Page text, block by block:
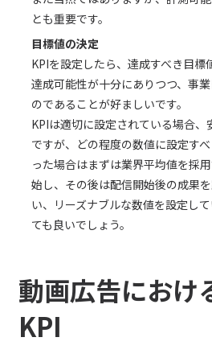
とも重要です。
目標値の決定
KPIを設定したら、達成すべき目標
達成可能性が十分にありつつ、事
のであることが好ましいです。
KPIは適切に設定されている場合、
ですが、どの程度の数値に設定す
った場合はまずは業界平均値を採
始し、その後は配信開始後の成果
い、リーズナブルな数値を設定し
ても良いでしょう。
動画広告におけ
KPI